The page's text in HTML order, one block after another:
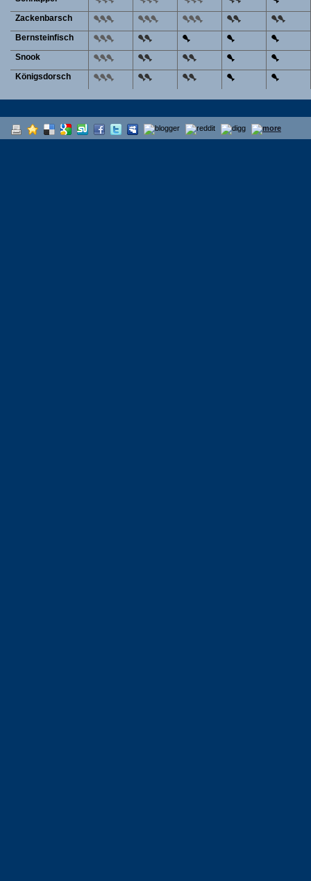
Zackenbarsch
Bernsteinfisch
Snook
Königsdorsch